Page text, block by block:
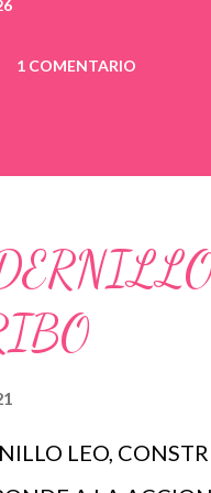
1 COMENTARIO
LEO,